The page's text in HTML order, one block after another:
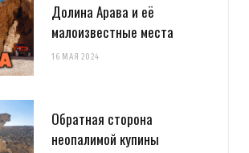
Долина Арава и её
малоизвестные места
16 МАЯ 2024
Обратная сторона
неопалимой купины